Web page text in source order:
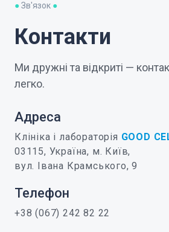
●Зв'язок ●
Контакти
Ми дружні та відкриті —
легко.
Адреса
Клініка і лабораторія GOOD
03115, Україна, м. Київ,
вул. Івана Крамського, 9
Телефон
+38 (067) 242 82 22